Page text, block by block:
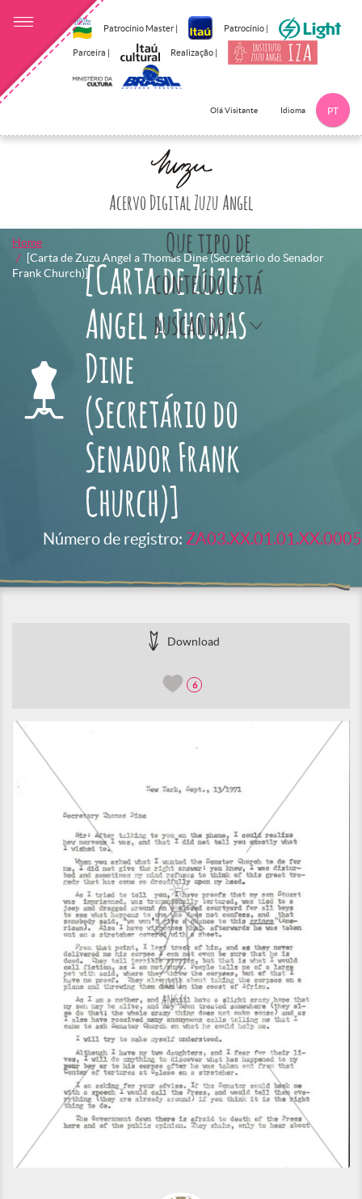
Patrocínio Master | Patrocínio |
Parceira | Realização |
Olá Visitante Idioma PT
Acervo Digital Zuzu Angel
Que tipo de
conteúdo está
buscando?
Home
[Carta de Zuzu Angel a Thomas Dine (Secretário do Senador
Frank Church)][Carta de Zuzu
Angel a Thomas
Dine
(Secretário do
Senador Frank
Church)]
Número de registro: ZA03.XX.01.01.XX.0005
Download
6